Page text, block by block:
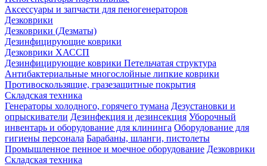
Аксессуары и запчасти для пеногенераторов
Дезковрики
Дезковрики (Дезматы)
Дезинфицирующие коврики
Дезковрики ХАССП
Дезинфицирующие коврики Петельчатая структура
Антибактериальные многослойные липкие коврики
Противоскользящие, гразезащитные покрытия
Складская техника
Генераторы холодного, горячего тумана Дезустановки и
опрыскиватели Дезинфекция и дезинсекция Уборочный
инвентарь и оборудование для клининга Оборудование для
гигиены персонала Барабаны, шланги, пистолеты
Промышленное пенное и моечное оборудование Дезковрики
Складская техника